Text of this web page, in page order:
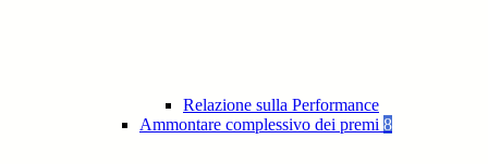
Relazione sulla Performance
Ammontare complessivo dei premi 8